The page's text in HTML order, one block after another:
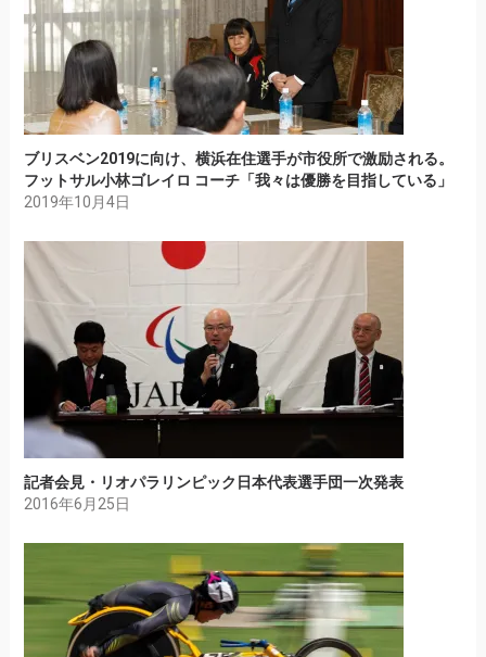
ブリスベン2019に向け、横浜在住選手が市役所で激励される。
フットサル小林ゴレイロ コーチ「我々は優勝を目指している」
2019年10月4日
記者会見・リオパラリンピック日本代表選手団一次発表
2016年6月25日